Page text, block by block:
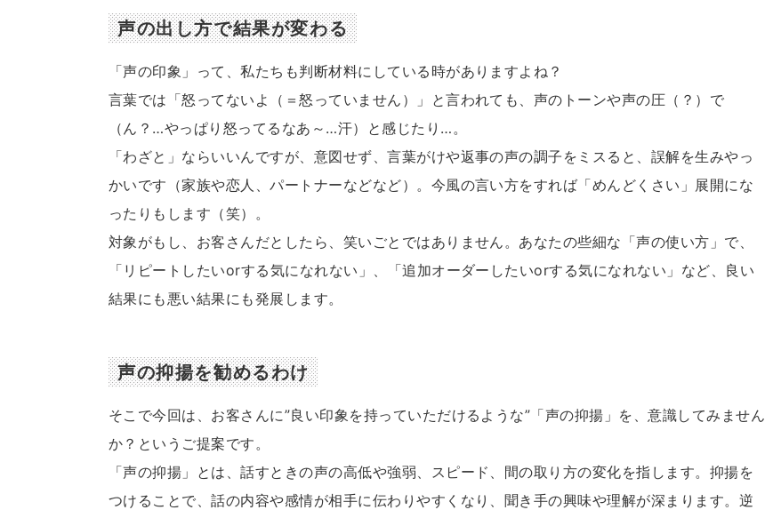
声の出し方で結果が変わる
「声の印象」って、私たちも判断材料にしている時がありますよね？
言葉では「怒ってないよ（＝怒っていません）」と言われても、声のトーンや声の圧（？）で
（ん？…やっぱり怒ってるなあ～…汗）と感じたり…。
「わざと」ならいいんですが、意図せず、言葉がけや返事の声の調子をミスると、誤解を生みやっ
かいです（家族や恋人、パートナーなどなど）。今風の言い方をすれば「めんどくさい」展開にな
ったりもします（笑）。
対象がもし、お客さんだとしたら、笑いごとではありません。あなたの些細な「声の使い方」で、
「リピートしたいorする気になれない」、「追加オーダーしたいorする気になれない」など、良い
結果にも悪い結果にも発展します。
声の抑揚を勧めるわけ
そこで今回は、お客さんに”良い印象を持っていただけるような”「声の抑揚」を、意識してみません
か？というご提案です。
「声の抑揚」とは、話すときの声の高低や強弱、スピード、間の取り方の変化を指します。抑揚を
つけることで、話の内容や感情が相手に伝わりやすくなり、聞き手の興味や理解が深まります。逆